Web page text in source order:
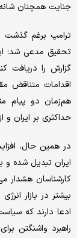
جنایت همچنان
تحقیق مدعی شد:
گزارش را دریافت
اقدامات متناقض
هم‌زمان دو پیام
حداکثری بر ایران و
در همین حال،
ایران تبدیل شده و
کارشناسان هشدار
بیشتر در بازار
ادعا دارند که
راهبرد واشنگتن